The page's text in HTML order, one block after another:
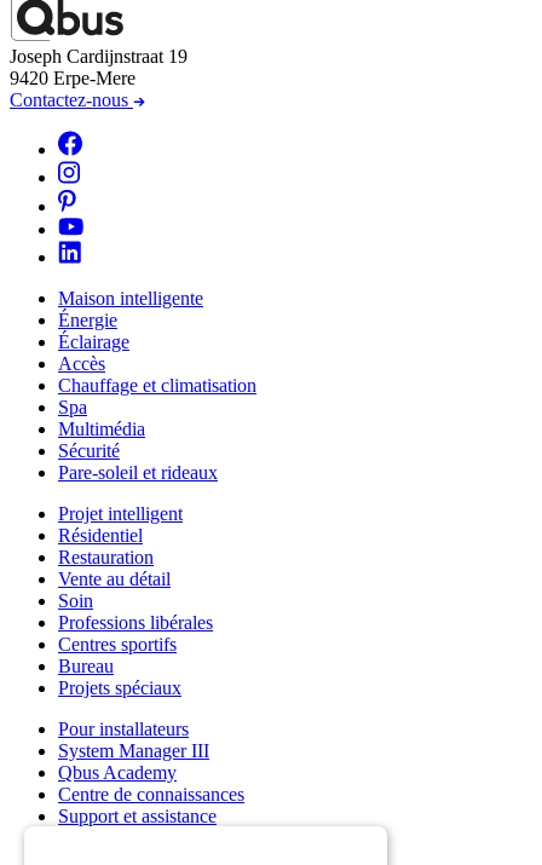
Joseph Cardijnstraat 19
9420 Erpe-Mere
Contactez-nous
Maison intelligente
Énergie
Éclairage
Accès
Chauffage et climatisation
Spa
Multimédia
Sécurité
Pare-soleil et rideaux
Projet intelligent
Résidentiel
Restauration
Vente au détail
Soin
Professions libérales
Centres sportifs
Bureau
Projets spéciaux
Pour installateurs
System Manager III
Qbus Academy
Centre de connaissances
Support et assistance